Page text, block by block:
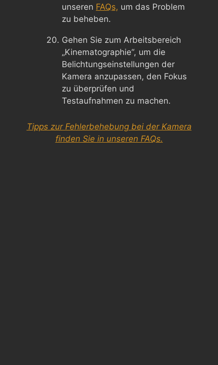
unseren FAQs, um das Problem
zu beheben.
Gehen Sie zum Arbeitsbereich
„Kinematographie“, um die
Belichtungseinstellungen der
Kamera anzupassen, den Fokus
zu überprüfen und
Testaufnahmen zu machen.
Tipps zur Fehlerbehebung bei der Kamera
finden Sie in unseren FAQs.